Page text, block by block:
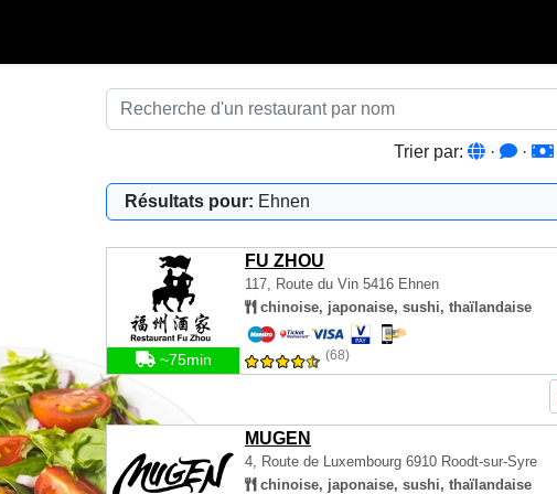
Trier par: · ·
Résultats pour: Ehnen
FU ZHOU
117, Route du Vin 5416 Ehnen
chinoise, japonaise, sushi, thaïlandaise
~75min (68)
MUGEN
4, Route de Luxembourg 6910 Roodt-sur-Syre
chinoise, japonaise, sushi, thaïlandaise